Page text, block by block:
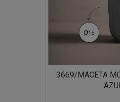
3669/MACETA